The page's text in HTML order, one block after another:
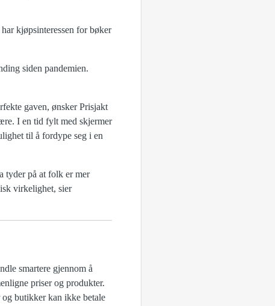
kjøpsinteressen for bøker
siden pandemien.
gaven, ønsker Prisjakt
I en tid fylt med skjermer
til å fordype seg i en
tyder på at folk er mer
virkelighet, sier
smartere gjennom å
priser og produkter.
og butikker kan ikke betale